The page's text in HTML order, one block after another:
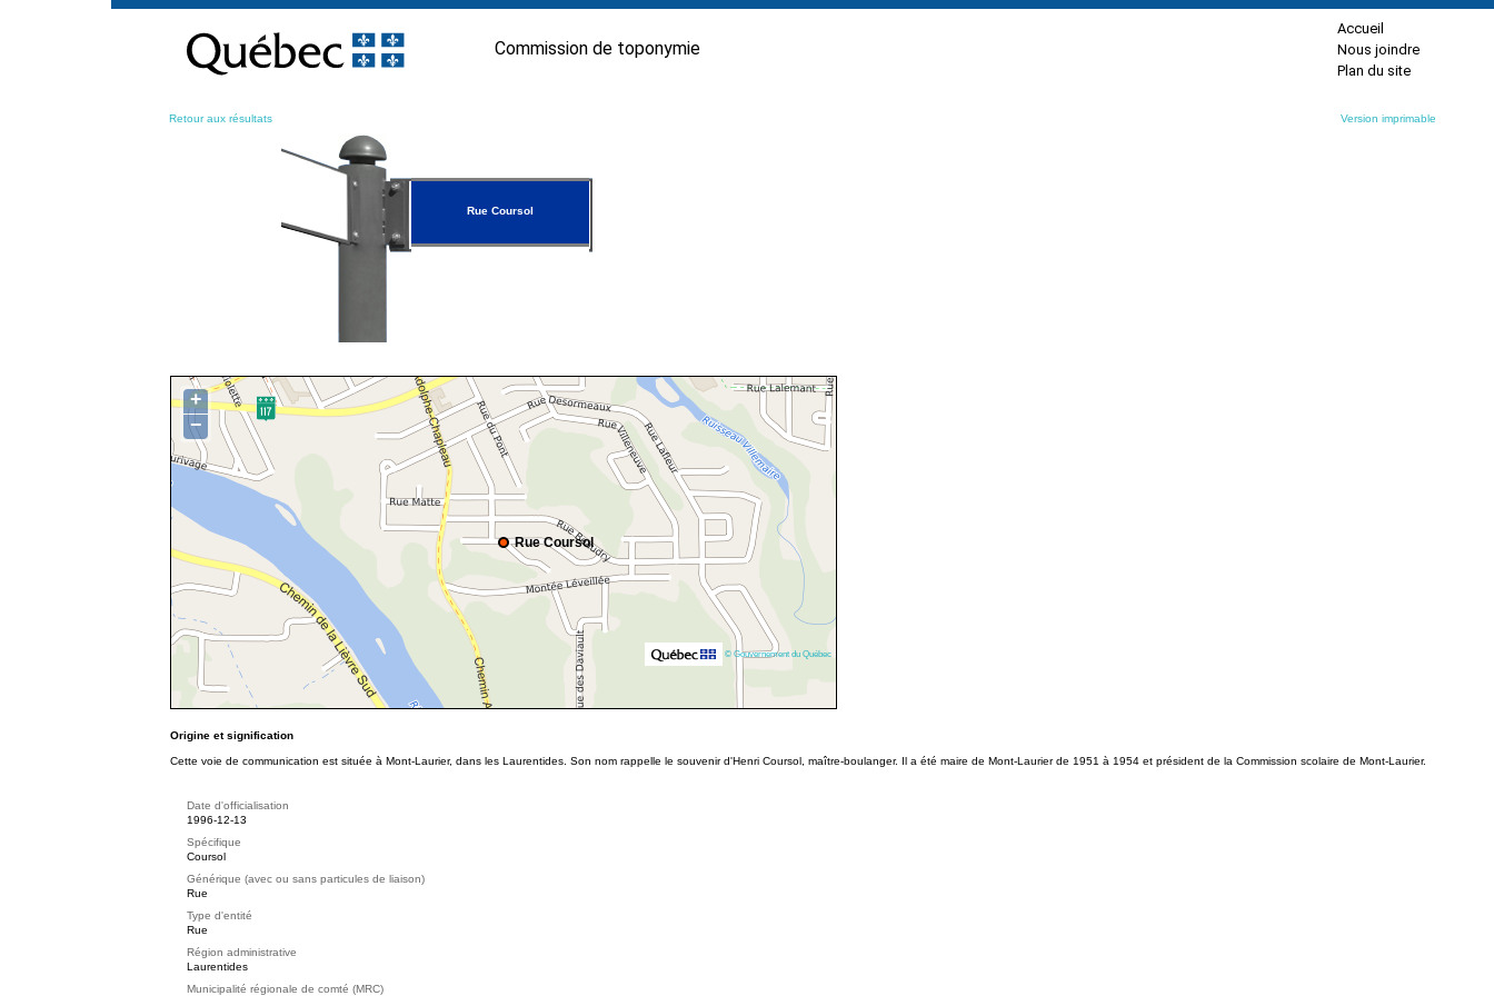
contenu
Commission de toponymie
Accueil
Nous joindre
Plan du site
Retour aux résultats Version imprimable
Rue Coursol
Rue Coursol
+
−
© Gouvernement du Québec
Origine et signification
Cette voie de communication est située à Mont-Laurier, dans les Laurentides. Son nom rappelle le souvenir d'Henri Coursol, maître-boulanger. Il a été maire de Mont-Laurier de 1951 à 1954 et président de la Commission scolaire de Mont-Laurier.
Date d'officialisation
1996-12-13
Spécifique
Coursol
Générique (avec ou sans particules de liaison)
Rue
Type d'entité
Rue
Région administrative
Laurentides
Municipalité régionale de comté (MRC)